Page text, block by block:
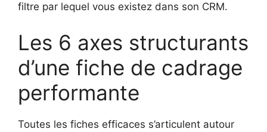
filtre par lequel vous existez dans son CRM.
Les 6 axes structurants
d’une fiche de cadrage
performante
Toutes les fiches efficaces s’articulent autour